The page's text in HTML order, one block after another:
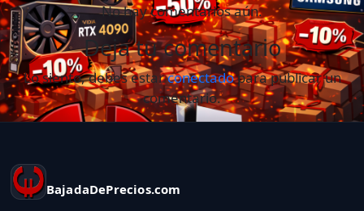
No hay comentarios aún.
Deja tu comentario
Lo siento, debes estarconectadopara publicar un
comentario.
BajadaDePrecios.com